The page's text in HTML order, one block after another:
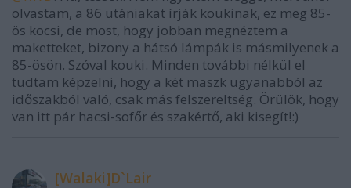
olvastam, a 86 utániakat írják koukinak, ez meg 85-
ös kocsi, de most, hogy jobban megnéztem a
maketteket, bizony a hátsó lámpák is másmilyenek a
85-ösön. Szóval kouki. Minden további nélkül el
tudtam képzelni, hogy a két maszk ugyanabból az
időszakból való, csak más felszereltség. Örülök, hogy
van itt pár hacsi-sofőr és szakértő, aki kisegít!:)
[Walaki]D`Lair